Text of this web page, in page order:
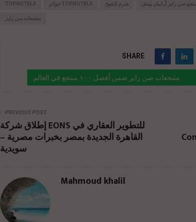
TOPHOTELS جوائز TOPHOTELS شرم الشيخ صن رايز أرابيان بيتش
منتجعات صن رايز
SHARE
منتجعات صن رايز ضمن أفضل ١٠٠ منتجع في العالم
PREVIOUS POST
إطلاق شركة EONS للتطوير العقاري في
القاهرة الجديدة بمصر بخبرات مصرية –
سويدية
Mahmoud khalil